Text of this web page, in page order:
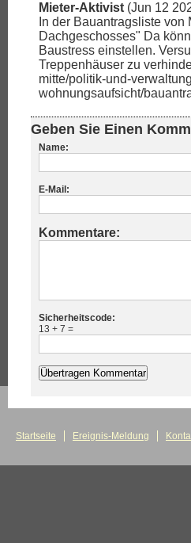
Mieter-Aktivist (Jun 12
In der Bauantragsliste
Dachgeschosses" Da
Baustress einstellen.
Treppenhäuser zu
mitte/politik-und-
wohnungsaufsicht/
Geben Sie Einen
Name:
E-Mail:
Kommentare:
Sicherheitscode:
13 + 7 =
Startseite Ereignis-Meldung